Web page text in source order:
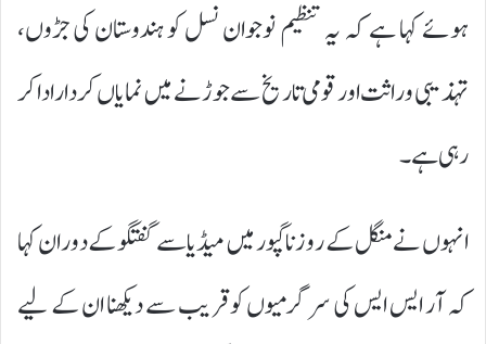
ہوئے کہا ہے کہ یہ تنظیم نوجوان نسل کو ہندوستان کی جڑوں،
تہذیبی وراثت اور قومی تاریخ سے جوڑنے میں نمایاں کردار ادا کر
رہی ہے۔
انہوں نے منگل کے روز ناگپور میں میڈیا سے گفتگو کے دوران کہا
کہ آر ایس ایس کی سرگرمیوں کو قریب سے دیکھنا ان کے لیے